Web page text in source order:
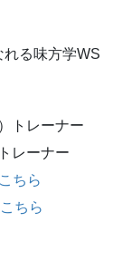
る味方学WS
トレーナー
レーナー
ちら
ちら